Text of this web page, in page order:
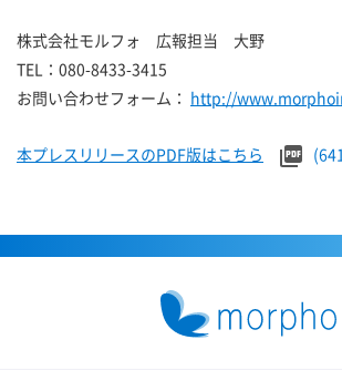
株式会社モルフォ 広報担当 大野
TEL：080-8433-3415
お問い合わせフォーム： http://
本プレスリリースのPDF版はこちら